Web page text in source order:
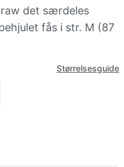
det særdeles
fås i str. M (87
Størrelsesguide